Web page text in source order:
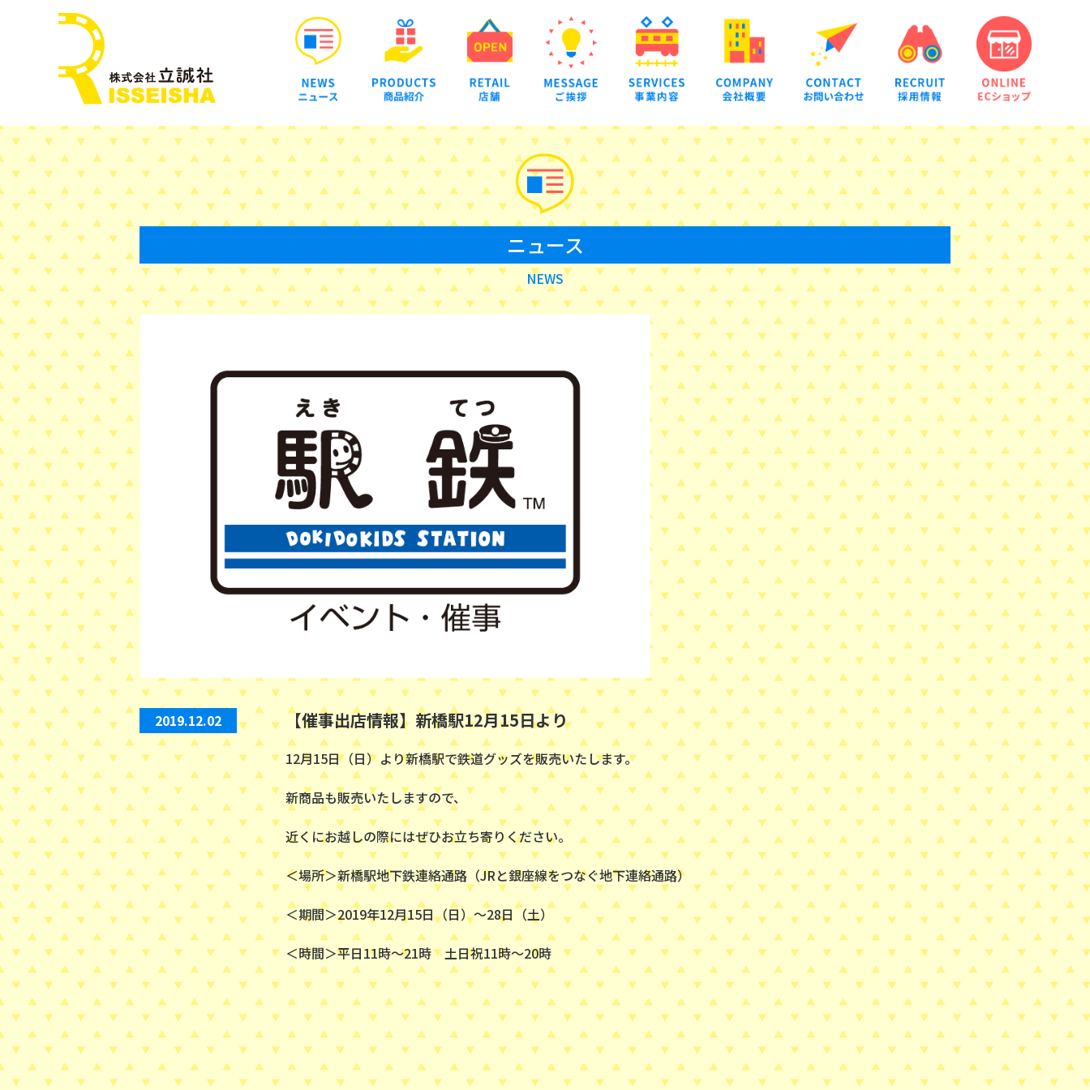
ニュース
NEWS
2019.12.02 【催事出店情報】新橋駅12月15日より
12月15日（日）より新橋駅で鉄道グッズを販売いたします。
新商品も販売いたしますので、
近くにお越しの際にはぜひお立ち寄りください。
＜場所＞新橋駅地下鉄連絡通路（JRと銀座線をつなぐ地下連絡通路）
＜期間＞2019年12月15日（日）〜28日（土）
＜時間＞平日11時〜21時 土日祝11時〜20時